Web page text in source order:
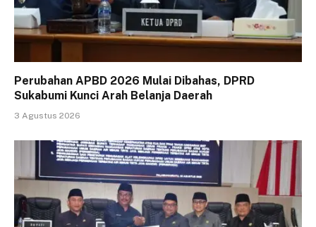
Perubahan APBD 2026 Mulai Dibahas, DPRD
Sukabumi Kunci Arah Belanja Daerah
3 Agustus 2026